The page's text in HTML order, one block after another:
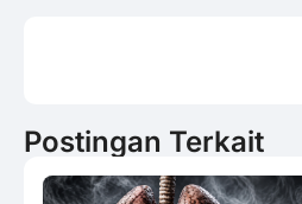
Postingan Terkait